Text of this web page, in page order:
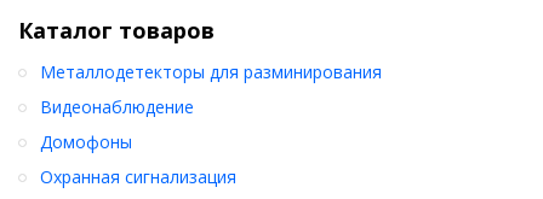
Каталог товаров
Металлодетекторы для разминирования
Видеонаблюдение
Домофоны
Охранная сигнализация